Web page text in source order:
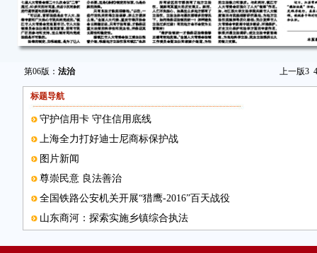
第06版： 法治 上一版3 4
标题导航
守护信用卡 守住信用底线
上海全力打好迪士尼商标保护战
图片新闻
尊崇民意 良法善治
全国铁路公安机关开展“猎鹰-2016”百天战役
山东商河：探索实施乡镇综合执法